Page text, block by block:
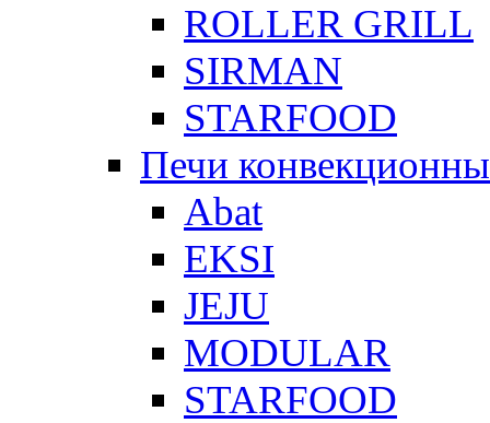
ROLLER GRILL
SIRMAN
STARFOOD
Печи
Abat
EKSI
JEJU
MODULAR
STARFOOD